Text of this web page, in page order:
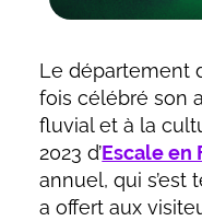
Le département
fois célébré son
fluvial et à la
2023 d’Escale en
annuel, qui s’est
a offert aux